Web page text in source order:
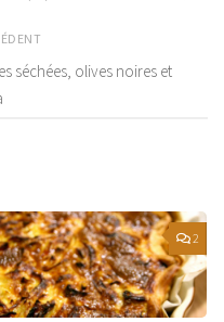
séchées, olives noires et
2